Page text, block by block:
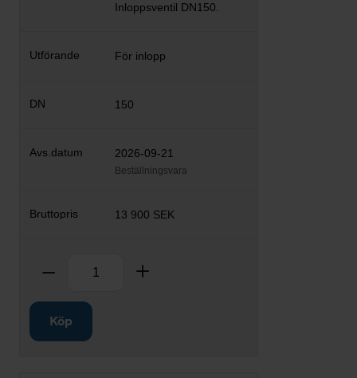
Inloppsventil DN150.
För inlopp
150
2026-09-21
Beställningsvara
13 900 SEK
Ta bort
Köp